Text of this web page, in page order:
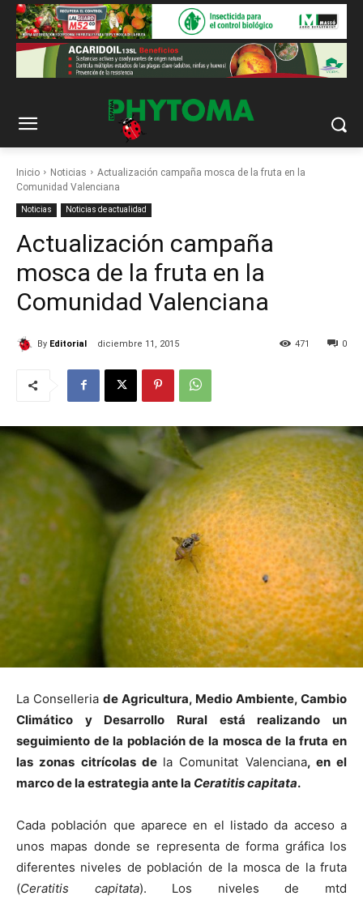
Inicio Noticias
Actualización campaña mosca de la fruta en la
Comunidad Valenciana
Noticias Noticias de actualidad
Actualización campaña
mosca de la fruta en la
Comunidad Valenciana
By Editorial diciembre 11, 2015 0
471
La Conselleria de Agricultura, Medio Ambiente, Cambio
Climático y Desarrollo Rural está realizando un
seguimiento de la población de la mosca de la fruta en
las zonas citrícolas de la Comunitat Valenciana, en el
marco de la estrategia ante la Ceratitis capitata.
Cada población que aparece en el listado da acceso a
unos mapas donde se representa de forma gráfica los
diferentes niveles de población de la mosca de la fruta
(Ceratitis capitata). Los niveles de mtd